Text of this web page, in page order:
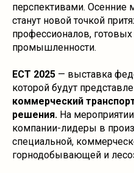
перспективами. Осенние
станут новой точкой
профессионалов,
промышленности.
ЕCT 2025 — выставка
которой будут
коммерческий
решения. На
компании-лидеры в
специальной,
горнодобывающей и